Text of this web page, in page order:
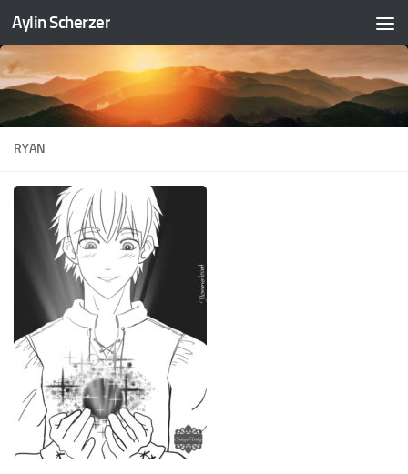
Zum Inhalt springen
Aylin Scherzer
RYAN